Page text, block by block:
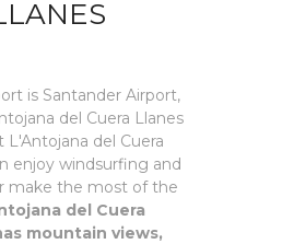
is Santander Airport,
del Cuera Llanes
L'Antojana del Cuera
enjoy windsurfing and
make the most of the
del Cuera
mountain views,